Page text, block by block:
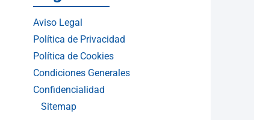
Aviso Legal
Política de Privacidad
Política de Cookies
Condiciones Generales
Confidencialidad
Sitemap